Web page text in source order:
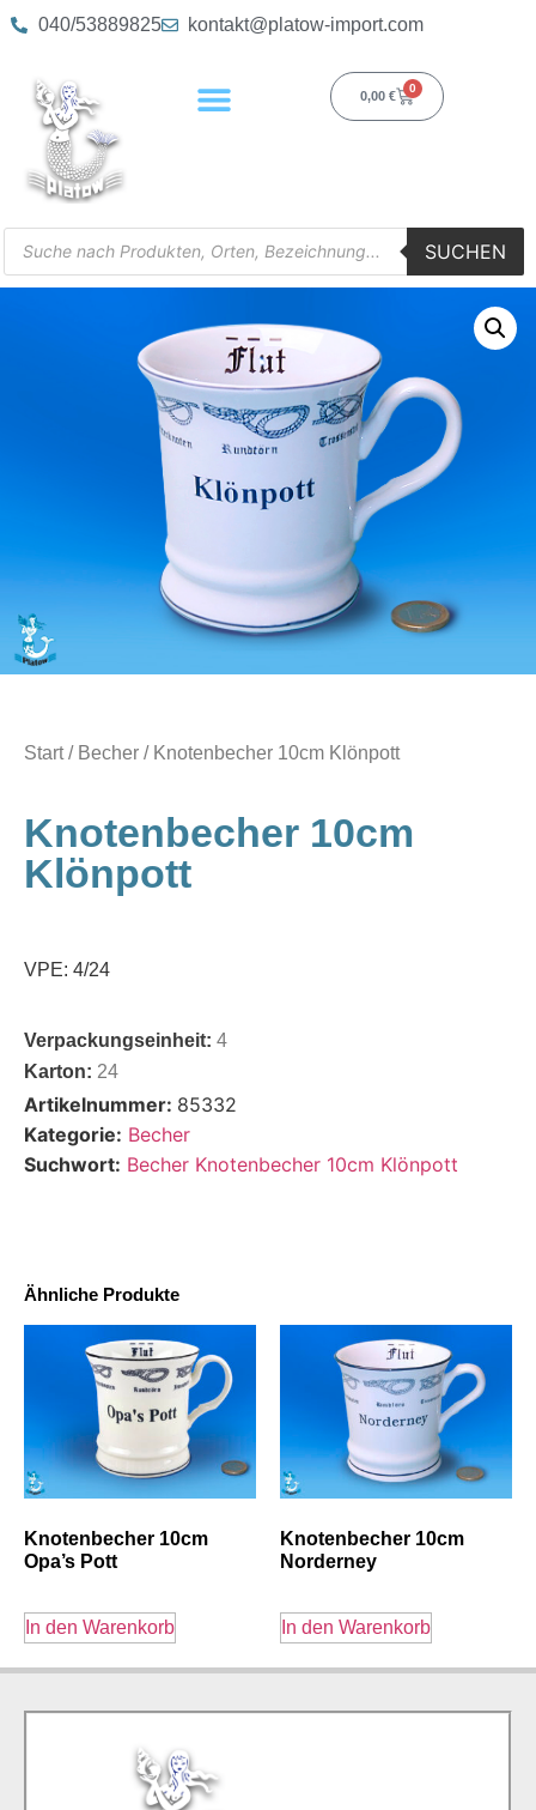
040/53889825 kontakt@platow-import.com
0,00 €
0
SUCHEN
Start/ Becher / Knotenbecher 10cm Klönpott
Knotenbecher 10cm
Klönpott
VPE: 4/24
Verpackungseinheit: 4
Karton: 24
Artikelnummer: 85332
Kategorie: Becher
Suchwort: Becher Knotenbecher 10cm Klönpott
Ähnliche Produkte
Knotenbecher 10cm
Opa’s Pott
In den Warenkorb
Knotenbecher 10cm
Norderney
In den Warenkorb